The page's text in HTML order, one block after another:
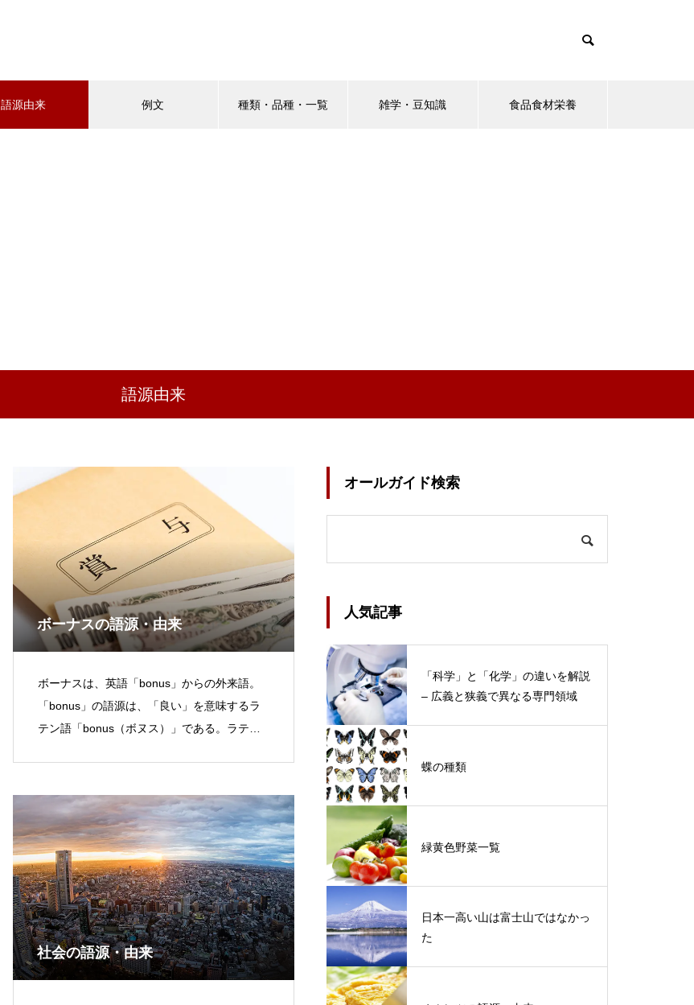
語源由来 例文 種類・品種・一覧 雑学・豆知識 食品食材栄養
語源由来
ボーナスの語源・由来
ボーナスは、英語「bonus」からの外来語。
「bonus」の語源は、「良い」を意味するラ
テン語「bonus（ボヌス）」である。ラテン
社会の語源・由来
オールガイド検索
人気記事
「科学」と「化学」の違いを解説
– 広義と狭義で異なる専門領域
蝶の種類
緑黄色野菜一覧
日本一高い山は富士山ではなかっ
た